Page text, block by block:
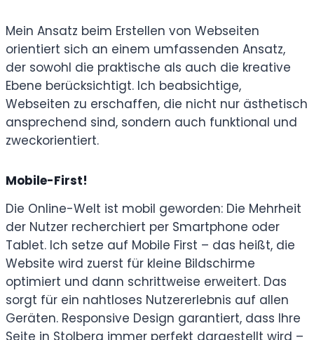
Mein Ansatz beim Erstellen von Webseiten
orientiert sich an einem umfassenden Ansatz,
der sowohl die praktische als auch die kreative
Ebene berücksichtigt. Ich beabsichtige,
Webseiten zu erschaffen, die nicht nur ästhetisch
ansprechend sind, sondern auch funktional und
zweckorientiert.
Mobile-First!
Die Online-Welt ist mobil geworden: Die Mehrheit
der Nutzer recherchiert per Smartphone oder
Tablet. Ich setze auf Mobile First – das heißt, die
Website wird zuerst für kleine Bildschirme
optimiert und dann schrittweise erweitert. Das
sorgt für ein nahtloses Nutzererlebnis auf allen
Geräten. Responsive Design garantiert, dass Ihre
Seite in Stolberg immer perfekt dargestellt wird –